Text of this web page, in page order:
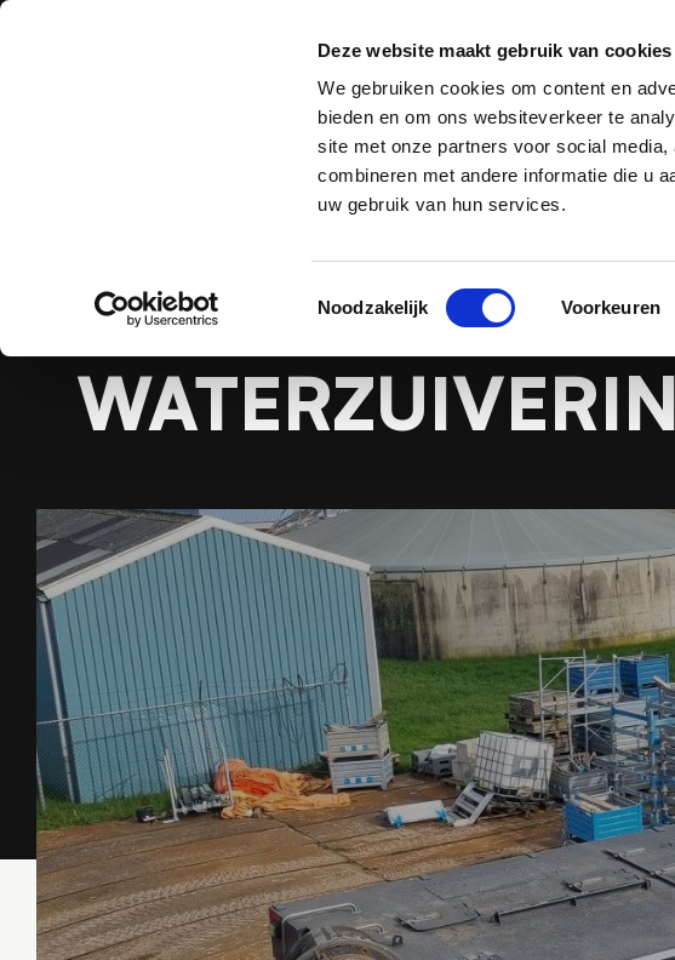
Deze website maakt gebruik van cookies
We gebruiken cookies om content en
bieden en om ons websiteverkeer te
site met onze partners voor social
combineren met andere informatie die u
uw gebruik van hun services.
Toestemmingsselectie
Noodzakelijk Voorkeuren